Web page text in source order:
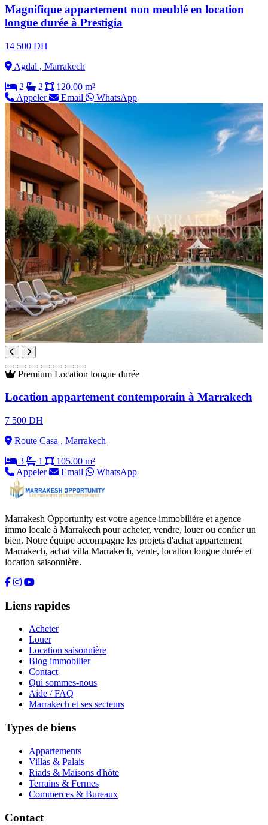
Magnifique appartement non meublé en location
longue durée à Prestigia
14 500 DH
Agdal , Marrakech
2
2
120.00 m²
Appeler
Email WhatsApp
Premium Location longue durée
Location appartement contemporain à Marrakech
7 500 DH
Route Casa , Marrakech
3
1
105.00 m²
Appeler
Email WhatsApp
Marrakesh Opportunity est votre agence immobilière et agence
immo locale à Marrakech pour acheter, vendre, louer ou confier un
bien. Notre équipe accompagne les projets d'achat appartement
Marrakech, achat villa Marrakech, vente, location longue durée et
location saisonnière.
Liens rapides
Acheter
Louer
Location saisonnière
Blog immobilier
Contact
Qui sommes-nous
Aide / FAQ
Marrakech et ses secteurs
Types de biens
Appartements
Villas & Palais
Riads & Maisons d'hôte
Terrains & Fermes
Commerces & Bureaux
Contact